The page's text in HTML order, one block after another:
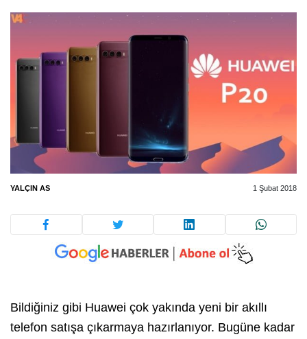
YALÇIN AS 1 Şubat 2018
Bildiğiniz gibi Huawei çok yakında yeni bir akıllı
telefon satışa çıkarmaya hazırlanıyor. Bugüne kadar